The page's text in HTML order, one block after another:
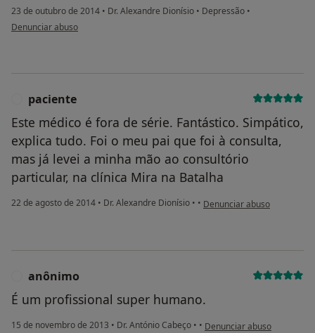
23 de outubro de 2014 • Dr. Alexandre Dionísio • Depressão •
na opinião do utilizador paciente anônimo
Denunciar abuso
paciente
Este médico é fora de série. Fantástico. Simpático,
explica tudo. Foi o meu pai que foi à consulta,
mas já levei a minha mão ao consultório
particular, na clínica Mira na Batalha
22 de agosto de 2014 • Dr. Alexandre Dionísio • • na opinião do utilizador
Denunciar abuso
anônimo
É um profissional super humano.
15 de novembro de 2013 • Dr. António Cabeço • • na opinião do utilizador
Denunciar abuso